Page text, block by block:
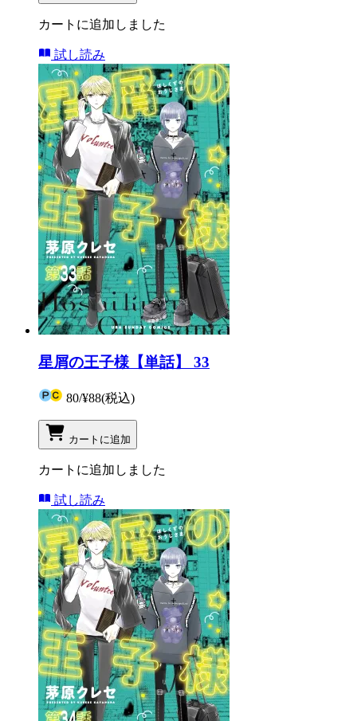
カートに追加しました
試し読み
星屑の王子様【単話】 33
80/¥88(税込)
カートに追加
カートに追加しました
試し読み